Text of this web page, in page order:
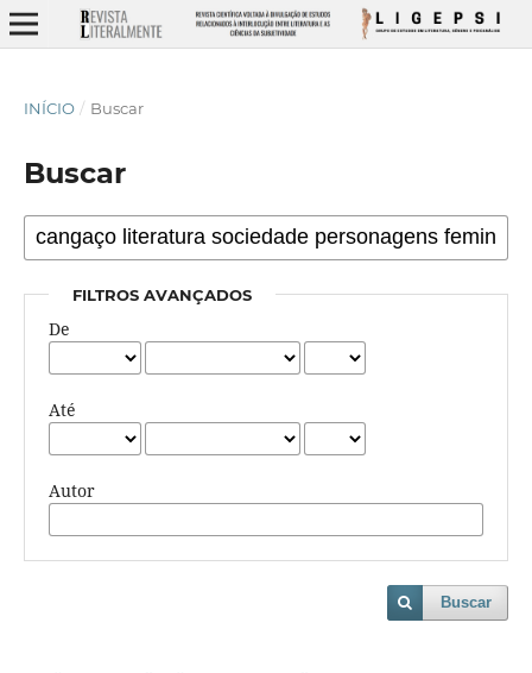
INÍCIO / Buscar
Buscar
FILTROS AVANÇADOS
De
Até
Autor
Buscar